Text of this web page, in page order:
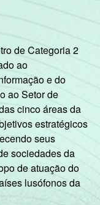
de Categoria 2
ao
e do
ao Setor de
cinco áreas da
estratégicos
seus
sociedades da
de atuação do
lusófonos da